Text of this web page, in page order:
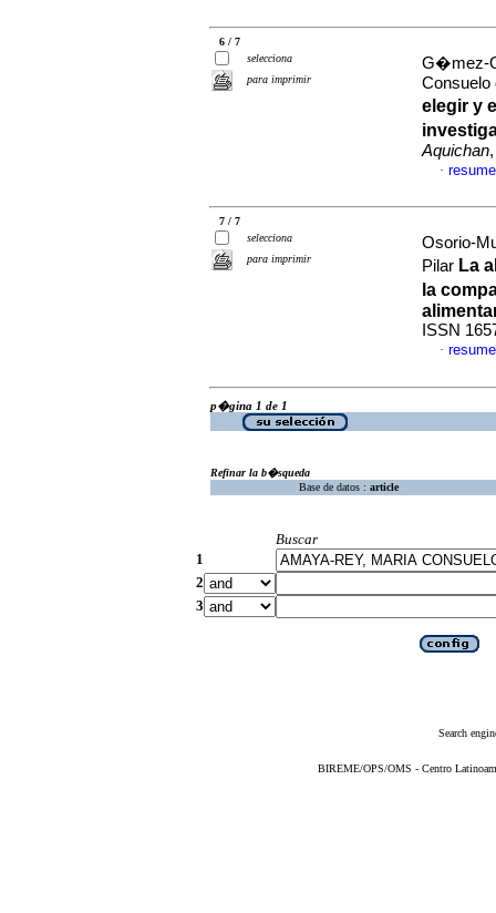
6 / 7
selecciona
para imprimir
G�mez-
elegir y
Aquichan
·
7 / 7
selecciona
para imprimir
Osorio-
Pilar La
la
ISSN
·
p�gina 1 de 1
Refinar la b�squeda
Base de datos : article
Buscar
1
2
3
Search
BIREME/OPS/OMS - Centro